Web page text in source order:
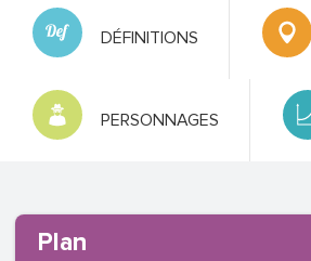
DÉFINITIONS
PERSONNAGES
Plan